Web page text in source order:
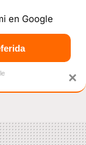
OFERTAS
×
en Google